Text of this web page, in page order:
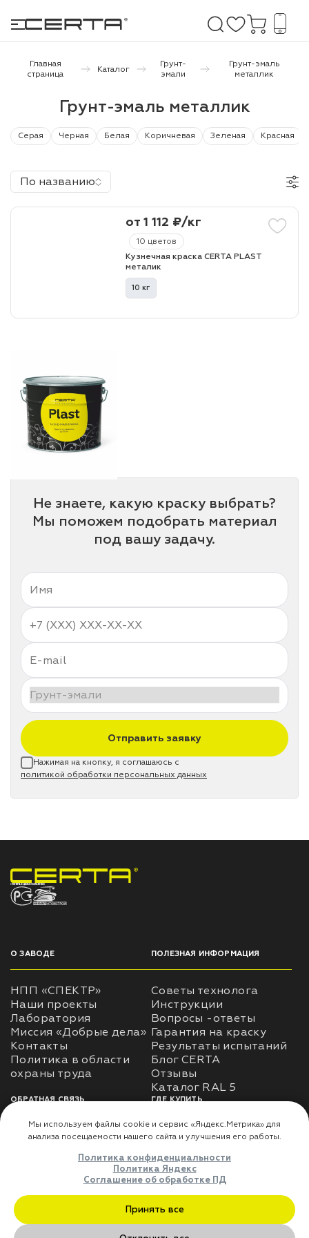
покрытия
и дачи
бетону,
Главная
страница
Каталог
Грунт-
эмали
Грунт-эмаль
металлик
Грунт-эмаль металлик
Серая Черная Белая Коричневая Зеленая Красная
По названию
10 цветов
от 1 112 ₽/кг
Кузнечная краска CERTA PLAST
металик
10 кг
Не знаете, какую краску выбрать?
Мы поможем подобрать материал
под вашу задачу.
Отправить заявку
Нажимая на кнопку, я соглашаюсь с
политикой обработки персональных данных
НПП «СПЕКТР» ЗАВОД ЛАКОКРАСОЧНЫХ МАТЕРИАЛОВ
О ЗАВОДЕ
НПП «СПЕКТР»
Наши проекты
Лаборатория
Миссия «Добрые дела»
Контакты
Политика в области
ПОЛЕЗНАЯ ИНФОРМАЦИЯ
Советы технолога
Инструкции
Вопросы -ответы
Гарантия на краску
Результаты испытаний
Блог CERTA
Отзывы
Каталог RAL 5
ОБРАТНАЯ СВЯЗЬ
Использование
использования личных
Оферта
ГДЕ КУПИТЬ
Доставка
Где купить
ДЛЯ ПАРТНЁРОВ